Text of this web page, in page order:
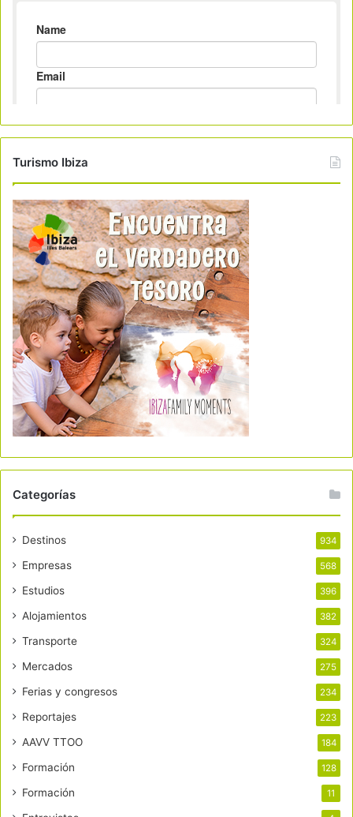
Turismo Ibiza
Categorías
Destinos 934
Empresas 568
Estudios 396
Alojamientos 382
Transporte 324
Mercados 275
Ferias y congresos 234
Reportajes 223
AAVV TTOO 184
Formación 128
Formación 11